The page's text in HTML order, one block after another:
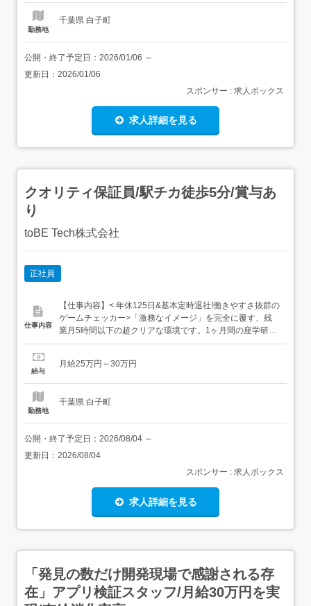
勤務地
千葉県 白子町
公開・終了予定日： 2026/01/06 ～
更新日： 2026/01/06
スポンサー : 求人ボックス
求人詳細を見る
クオリティ保証員/駅チカ徒歩5分/賞与あ
り
toBE Tech株式会社
正社員
仕事内容
【仕事内容】< 年休125日&基本定時退社!働きやすさ抜群の
ゲームチェッカー>「激務なイメージ」を完全に覆す、残
業月5時間以下の超クリアな環境です。1ヶ月間の座学研修
では、ビジネスメールの送り方や名刺交換などマナーも学
タッフが約7割と、柔軟な働き方が可能です。 宝探しのよ
給与
月給25万円～30万円
勤務地
千葉県 白子町
公開・終了予定日： 2026/08/04 ～
更新日： 2026/08/04
スポンサー : 求人ボックス
求人詳細を見る
「発見の数だけ開発現場で感謝される存
在」アプリ検証スタッフ/月給30万円を実